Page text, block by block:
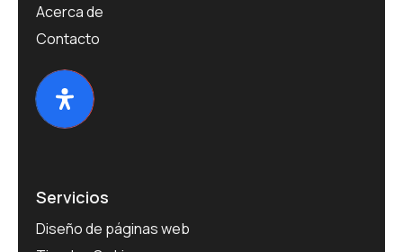
Acerca de
Contacto
Servicios
Diseño de páginas web